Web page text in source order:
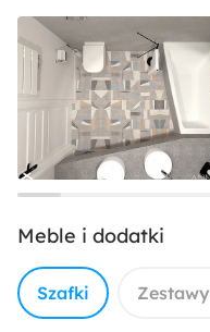
Meble i dodatki
Szafki